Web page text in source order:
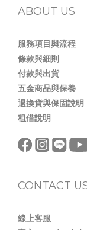
ABOUT US
服務項目與流程
條款與細則
付款與出貨
五金商品與保養
退換貨與保固說明
租借說明
CONTACT
線上客服